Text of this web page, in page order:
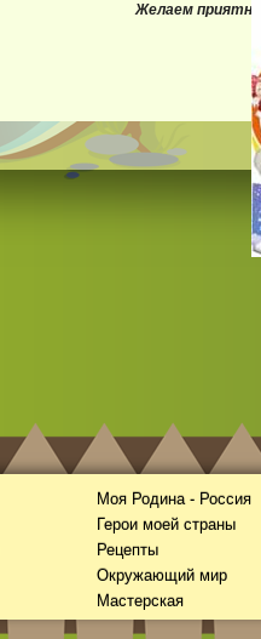
Желаем
Моя Родина - Россия
Герои моей страны
Рецепты
Окружающий мир
Мастерская